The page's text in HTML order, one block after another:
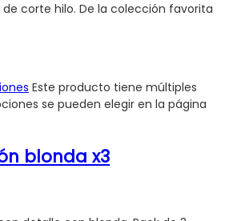
de corte hilo. De la colección favorita
Este producto tiene múltiples
se pueden elegir en la página
blonda x3